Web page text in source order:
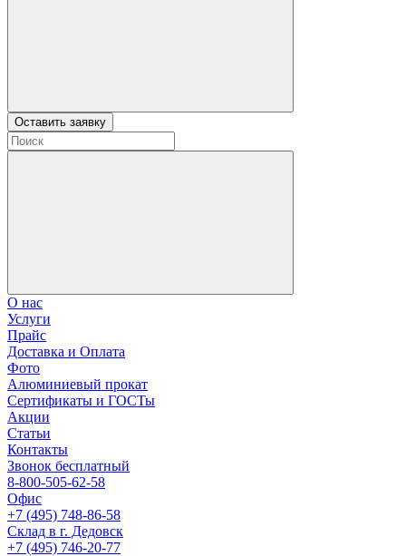
Оставить заявку
О нас
Услуги
Прайс
Доставка и Оплата
Фото
Алюминиевый прокат
Сертификаты и ГОСТы
Акции
Статьи
Контакты
Звонок бесплатный
8-800-505-62-58
Офис
+7 (495) 748-86-58
Склад в г. Дедовск
+7 (495) 746-20-77